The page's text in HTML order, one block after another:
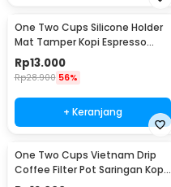
One Two Cups Silicone Holder
Mat Tamper Kopi Espresso
Barista - 0310
Rp13.000
Rp28.900 56%
+ Keranjang
One Two Cups Vietnam Drip
Coffee Filter Pot Saringan Kopi
114ml 6Q - LC1